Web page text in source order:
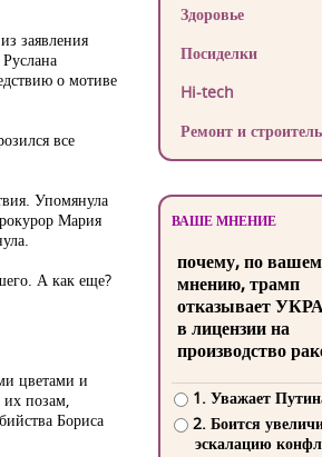
заявления
о мотиве
все
Упомянула
Мария
А как еще?
цветами и
их позам,
Бориса
Здоровье
Посиделки
Hi-tech
Ремонт и
ВАШЕ МНЕНИЕ
почему, по
мнению, трамп
отказывает
в лицензии на
производство
1. Уважает
2. Боится
эскалацию